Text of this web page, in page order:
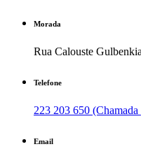
Morada
Rua Calouste
Telefone
223 203 650
Email